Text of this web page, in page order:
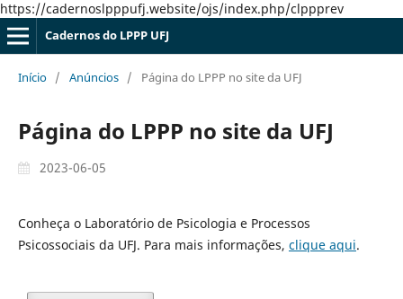
https://cadernoslpppufj.website/ojs/index.php/clppprev
Cadernos do LPPP UFJ
Início / Anúncios / Página do LPPP no site da UFJ
Página do LPPP no site da UFJ
2023-06-05
Conheça o Laboratório de Psicologia e Processos
Psicossociais da UFJ. Para mais informações, clique aqui.